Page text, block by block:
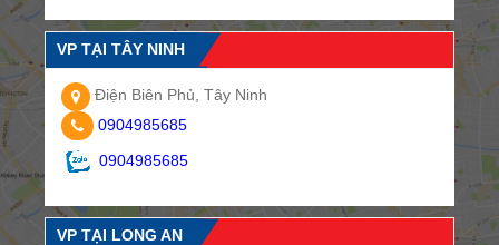
VP TẠI TÂY NINH
Điện Biên Phủ, Tây Ninh
0904985685
0904985685
VP TẠI LONG AN